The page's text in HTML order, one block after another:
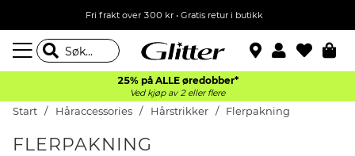
Fri frakt over 300 kr • Gratis retur i butikk
25% på ALLE øredobber*
Ved kjøp av 2 eller flere
Start Håraccessories Hårstrikker Flerpakning
FLERPAKNING